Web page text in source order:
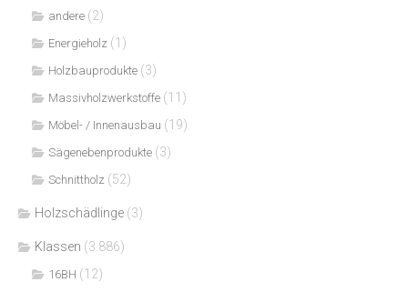
andere (2)
Energieholz (1)
Holzbauprodukte (3)
Massivholzwerkstoffe (11)
Möbel- / Innenausbau (19)
Sägenebenprodukte (3)
Schnittholz (52)
Holzschädlinge (3)
Klassen (3.886)
16BH (12)